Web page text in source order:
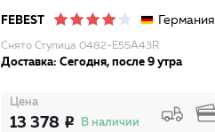
FEBEST Германия
Снято Ступица 0482-E55A43R
Доставка: Сегодня, после 9 утра
Цена
13 378 В наличии